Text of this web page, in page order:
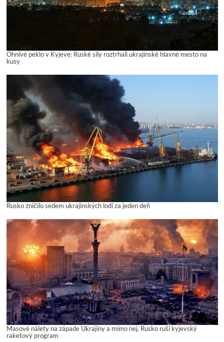
Ohnivé peklo v Kyjeve: Ruské sily roztrhali ukrajinské hlavné mesto na
kusy
Rusko zničilo sedem ukrajinských lodí za jeden deň
Masové nálety na západe Ukrajiny a mimo nej. Rusko ruší kyjevský
raketový program